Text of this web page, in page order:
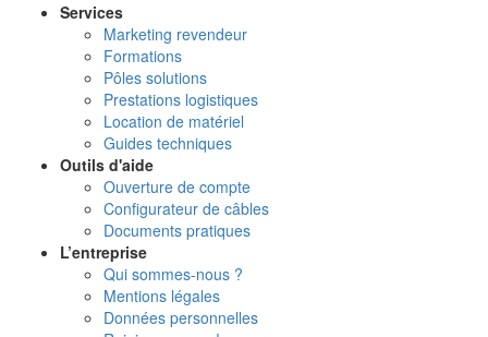
Services
Marketing revendeur
Formations
Pôles solutions
Prestations logistiques
Location de matériel
Guides techniques
Outils d'aide
Ouverture de compte
Configurateur de câbles
Documents pratiques
L’entreprise
Qui sommes-nous ?
Mentions légales
Données personnelles